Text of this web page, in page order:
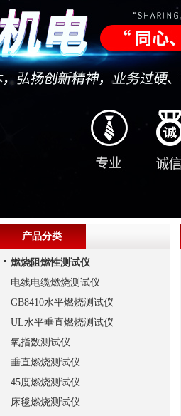
产品分类
燃烧阻燃性测试仪
电线电缆燃烧测试仪
GB8410水平燃烧测试仪
UL水平垂直燃烧测试仪
氧指数测试仪
垂直燃烧测试仪
45度燃烧测试仪
床毯燃烧测试仪